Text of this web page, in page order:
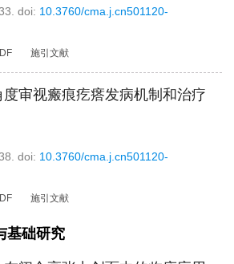
doi: 10.3760/cma.j.cn501120-
施引文献
审视瘢痕疙瘩发病机制和治疗
doi: 10.3760/cma.j.cn501120-
施引文献
基础研究